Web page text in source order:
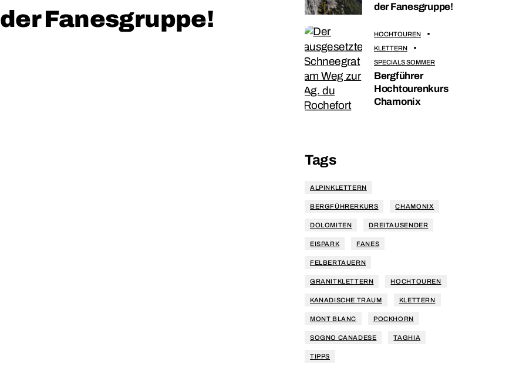
Fanesgruppe!
der Fanesgruppe!
HOCHTOUREN
KLETTERN
SPECIALS SOMMER
Bergführer
Hochtourenkurs
Chamonix
Tags
ALPINKLETTERN
BERGFÜHRERKURS CHAMONIX
DOLOMITEN DREITAUSENDER
EISPARK FANES
FELBERTAUERN
GRANITKLETTERN HOCHTOUREN
KANADISCHE TRAUM KLETTERN
MONT BLANC POCKHORN
SOGNO CANADESE TAGHIA
TIPPS